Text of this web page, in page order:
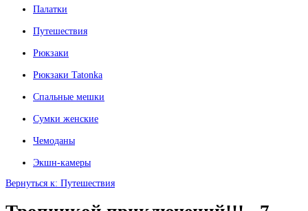
Палатки
Путешествия
Рюкзаки
Рюкзаки Tatonka
Спальные мешки
Сумки женские
Чемоданы
Экшн-камеры
Вернуться к: Путешествия